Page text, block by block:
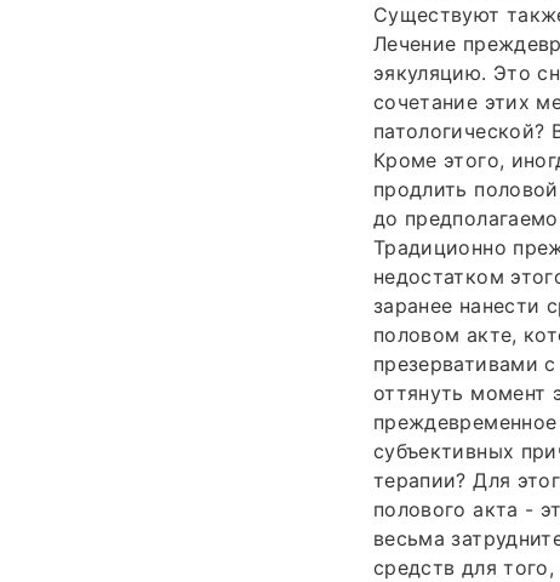
Существуют
Лечение
эякуляцию. Это
сочетание этих
патологической?
Кроме этого,
продлить
до
Традиционно
недостатком
заранее нанести
половом акте,
презервативами
оттянуть момент
субъективных
терапии? Для
полового акта -
весьма
средств для